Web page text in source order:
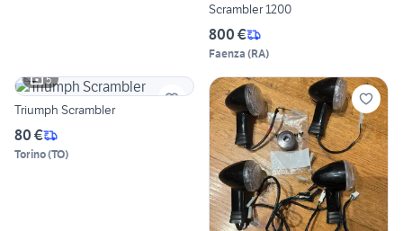
Scrambler 1200
800 €
Faenza (RA)
5
Triumph Scrambler
80 €
Torino(TO)